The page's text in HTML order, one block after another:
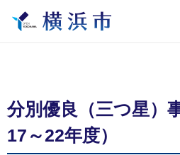
分別優良（三つ星
17～22年度）